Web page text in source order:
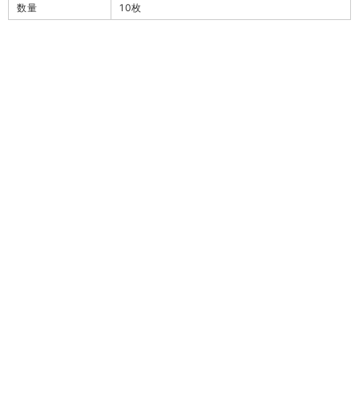
数量
10枚